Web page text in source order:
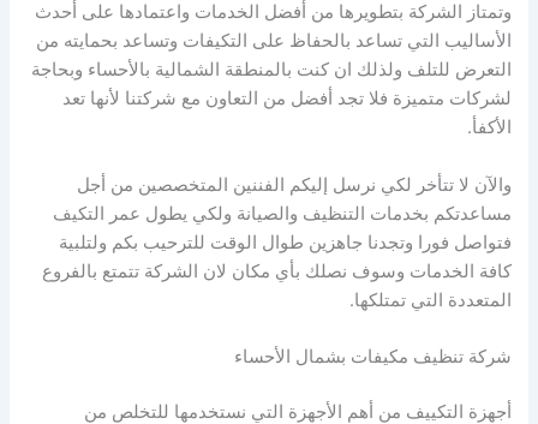
وتمتاز الشركة بتطويرها من أفضل الخدمات واعتمادها على أحدث
الأساليب التي تساعد بالحفاظ على التكيفات وتساعد بحمايته من
التعرض للتلف ولذلك ان كنت بالمنطقة الشمالية بالأحساء وبحاجة
لشركات متميزة فلا تجد أفضل من التعاون مع شركتنا لأنها تعد
الأكفأ.
والآن لا تتأخر لكي نرسل إليكم الفننين المتخصصين من أجل
مساعدتكم بخدمات التنظيف والصيانة ولكي يطول عمر التكيف
فتواصل فورا وتجدنا جاهزين طوال الوقت للترحيب بكم ولتلبية
كافة الخدمات وسوف نصلك بأي مكان لان الشركة تتمتع بالفروع
المتعددة التي تمتلكها.
شركة تنظيف مكيفات بشمال الأحساء
أجهزة التكييف من أهم الأجهزة التي نستخدمها للتخلص من